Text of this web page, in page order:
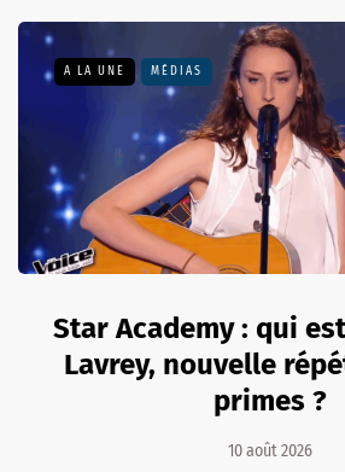
A LA UNE MÉDIAS
Star Academy : qui
Lavrey, nouvelle
primes ?
10 août 2026